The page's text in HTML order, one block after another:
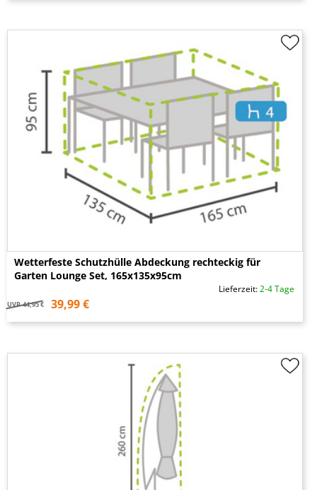
Wetterfeste Schutzhülle Abdeckung rechteckig für
Garten Lounge Set, 165x135x95cm
Lieferzeit:2-4 Tage
UVP 44,95 € 39,99 €